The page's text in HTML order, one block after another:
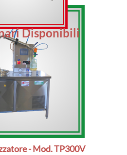
- Mod. TP300V
Disponibili